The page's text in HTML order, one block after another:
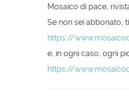
Mosaico di pace,
Se non sei abbonato,
https://
e, in ogni caso, ogni
https://